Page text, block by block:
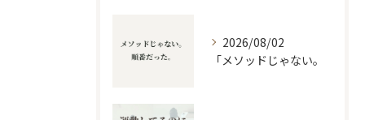
2026/08/02
「メソッドじゃない。